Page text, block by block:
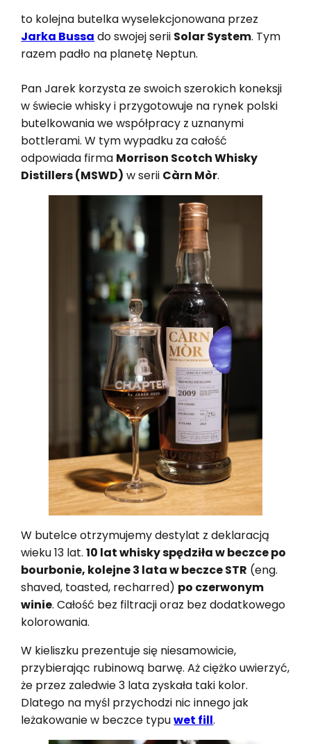
to kolejna butelka wyselekcjonowana przez
Jarka Bussa do swojej serii Solar System. Tym
razem padło na planetę Neptun.
Pan Jarek korzysta ze swoich szerokich koneksji
w świecie whisky i przygotowuje na rynek polski
butelkowania we współpracy z uznanymi
bottlerami. W tym wypadku za całość
odpowiada firma Morrison Scotch Whisky
Distillers (MSWD) w serii Càrn Mòr.
W butelce otrzymujemy destylat z deklaracją
wieku 13 lat.10 lat whisky spędziła w beczce po
bourbonie, kolejne 3 lata w beczce STR (eng.
shaved, toasted, recharred) po czerwonym
winie. Całość bez filtracji oraz bez dodatkowego
kolorowania.
W kieliszku prezentuje się niesamowicie,
przybierając rubinową barwę. Aż ciężko uwierzyć,
że przez zaledwie 3 lata zyskała taki kolor.
Dlatego na myśl przychodzi nic innego jak
leżakowanie w beczce typuwet fill.